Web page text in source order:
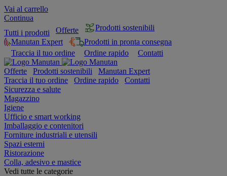
Vai al carrello
Continua
Tutti i prodotti
Offerte
Prodotti sostenibili
Manutan Expert
Prodotti in pronta consegna
Traccia il tuo ordine
Ordine rapido Contatti
Offerte Prodotti sostenibili
Manutan Expert
Traccia il tuo ordine
Ordine rapido
Contatti
Sicurezza e salute
Magazzino
Igiene
Ufficio e smart working
Imballaggio e contenitori
Forniture industriali e utensili
Spazi esterni
Ristorazione
Colla, adesivo e mastice
Vedi tutte le categorie